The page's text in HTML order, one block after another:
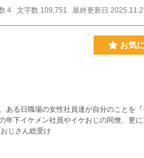
4 文字数 109,751 最終更新日
お気
る日職場の女性社員達が自分のことを
年下イケメン社員やイケおじの同僚、更
じさん総受け